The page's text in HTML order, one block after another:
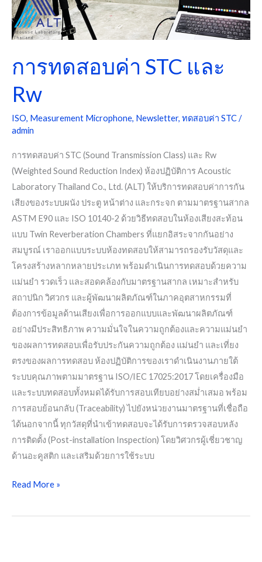
การทดสอบค่า STC และ
Rw
ISO, Measurement Microphone, Newsletter, ทดสอบค่า STC/
admin
การทดสอบค่า STC (Sound Transmission Class) และ Rw
(Weighted Sound Reduction Index) ห้องปฏิบัติการ Acoustic
Laboratory Thailand Co., Ltd. (ALT) ให้บริการทดสอบค่าการกัน
เสียงของระบบผนัง ประตู หน้าต่าง และกระจก ตามมาตรฐานสากล
ASTM E90 และ ISO 10140-2 ด้วยวิธีทดสอบในห้องเสียงสะท้อน
แบบ Twin Reverberation Chambers ที่แยกอิสระจากกันอย่าง
สมบูรณ์ เราออกแบบระบบห้องทดสอบให้สามารถรองรับวัสดุและ
โครงสร้างหลากหลายประเภท พร้อมดำเนินการทดสอบด้วยความ
แม่นยำ รวดเร็ว และสอดคล้องกับมาตรฐานสากล เหมาะสำหรับ
สถาปนิก วิศวกร และผู้พัฒนาผลิตภัณฑ์ในภาคอุตสาหกรรมที่
ต้องการข้อมูลด้านเสียงเพื่อการออกแบบและพัฒนาผลิตภัณฑ์
อย่างมีประสิทธิภาพ ความมั่นใจในความถูกต้องและความแม่นยำ
ของผลการทดสอบเพื่อรับประกันความถูกต้อง แม่นยำ และเที่ยง
ตรงของผลการทดสอบ ห้องปฏิบัติการของเราดำเนินงานภายใต้
ระบบคุณภาพตามมาตรฐาน ISO/IEC 17025:2017 โดยเครื่องมือ
และระบบทดสอบทั้งหมดได้รับการสอบเทียบอย่างสม่ำเสมอ พร้อม
การสอบย้อนกลับ (Traceability) ไปยังหน่วยงานมาตรฐานที่เชื่อถือ
ได้นอกจากนี้ ทุกวัสดุที่นำเข้าทดสอบจะได้รับการตรวจสอบหลัง
การติดตั้ง (Post-installation Inspection) โดยวิศวกรผู้เชี่ยวชาญ
ด้านอะคูสติก และเสริมด้วยการใช้ระบบ
Read More »